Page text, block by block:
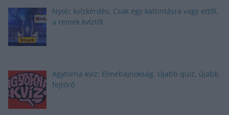
Nyolc kvízkérdés: Csak egy kattintásra vagy ettől,
a remek kvíztől
Agytorna kvíz: Elmebajnokság. Újabb quiz, újabb
fejtörő